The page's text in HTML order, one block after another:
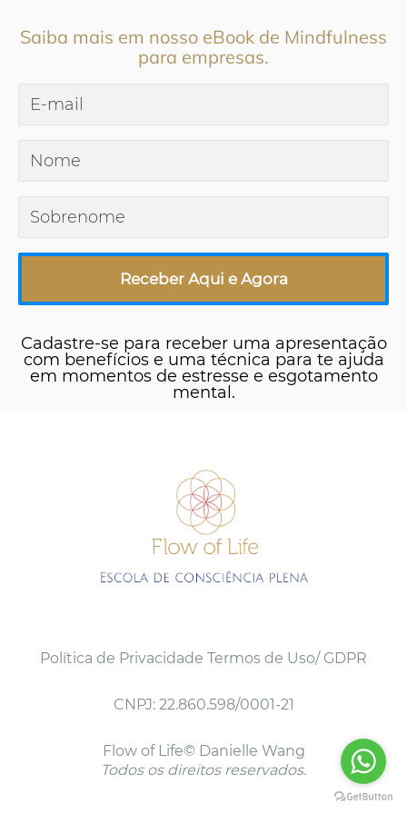
Saiba mais em nosso eBook de Mindfulness
para empresas.
Receber Aqui e Agora
Cadastre-se para receber uma apresentação
com benefícios e uma técnica para te ajuda
em momentos de estresse e esgotamento
mental.
Política de Privacidade Termos de Uso/ GDPR
CNPJ: 22.860.598/0001-21
Flow of Life© Danielle Wang
Todos os direitos reservados.